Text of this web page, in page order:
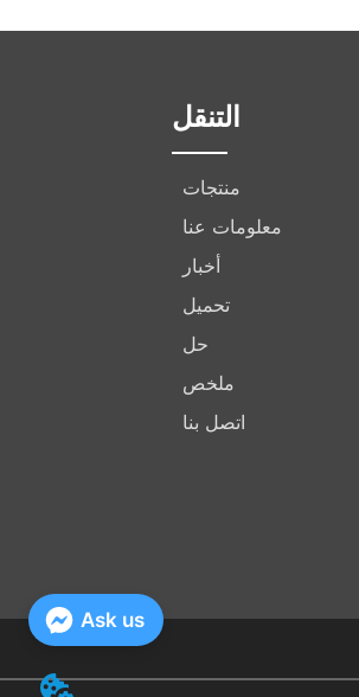
التنقل
منتجات
معلومات عنا
أخبار
تحميل
حل
ملخص
اتصل بنا
Ask us